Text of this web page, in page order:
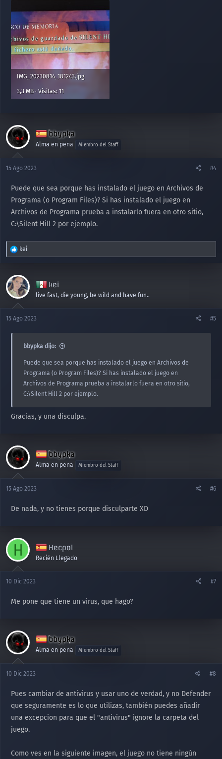
IMG_20230814_181243.jpg
3,3 MB · Visitas: 11
bbypka
Alma en pena Miembro del Staff
15 Ago 2023 #4
Puede que sea porque has instalado el juego en Archivos de
Programa (o Program Files)? Si has instalado el juego en
Archivos de Programa prueba a instalarlo fuera en otro sitio,
C:\Silent Hill 2 por ejemplo.
R
e
c
c
i
o
e
kei
kei
live fast, die young, be wild and have fun..
15 Ago 2023 #5
bbypka dijo:
Puede que sea porque has instalado el juego en Archivos de
Programa (o Program Files)? Si has instalado el juego en
Archivos de Programa prueba a instalarlo fuera en otro sitio,
C:\Silent Hill 2 por ejemplo.
Gracias, y una disculpa.
bbypka
Alma en pena Miembro del Staff
15 Ago 2023 #6
De nada, y no tienes porque disculparte XD
H Hecpol
Recién Llegado
10 Dic 2023 #7
Me pone que tiene un virus, que hago?
bbypka
Alma en pena Miembro del Staff
10 Dic 2023 #8
Pues cambiar de antivirus y usar uno de verdad, y no Defender
que seguramente es lo que utilizas, también puedes añadir
una excepcion para que el "antivirus" ignore la carpeta del
juego.
Como ves en la siguiente imagen, el juego no tiene ningún